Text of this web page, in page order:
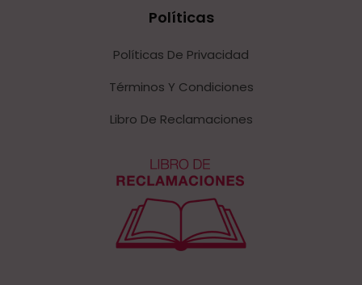
Políticas
Políticas De Privacidad
Términos Y Condiciones
Libro De Reclamaciones